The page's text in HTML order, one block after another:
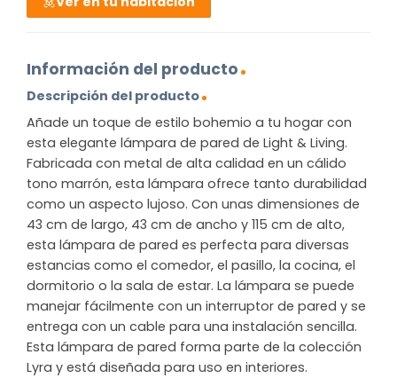
Información del producto
Descripción del producto
Añade un toque de estilo bohemio a tu hogar con
esta elegante lámpara de pared de Light & Living.
Fabricada con metal de alta calidad en un cálido
tono marrón, esta lámpara ofrece tanto durabilidad
como un aspecto lujoso. Con unas dimensiones de
43 cm de largo, 43 cm de ancho y 115 cm de alto,
esta lámpara de pared es perfecta para diversas
estancias como el comedor, el pasillo, la cocina, el
dormitorio o la sala de estar. La lámpara se puede
manejar fácilmente con un interruptor de pared y se
entrega con un cable para una instalación sencilla.
Esta lámpara de pared forma parte de la colección
Lyra y está diseñada para uso en interiores.